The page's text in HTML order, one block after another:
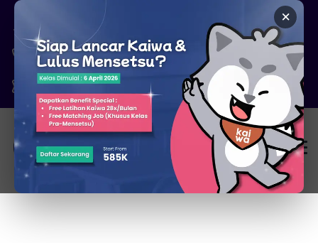
×
Pare, Kediri - Jawa Timur
6287777326344
marketing@kaiwa.id
Login